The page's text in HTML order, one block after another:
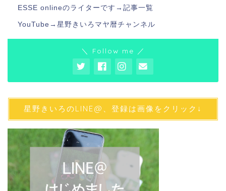
ESSE onlineのライターです→ 記事一覧
YouTube→ 星野きいろマヤ暦チャンネル
＼ Follow me ／
星野きいろのLINE@、登録は画像をクリック↓